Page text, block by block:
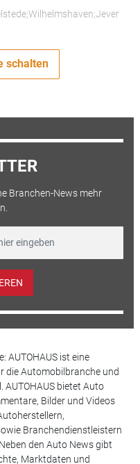
schalten
Branchen-News mehr
AUTOHAUS ist eine
die Automobilbranche und
AUTOHAUS bietet Auto
Bilder und Videos
Branchendienstleistern
den Auto News gibt
Marktdaten und